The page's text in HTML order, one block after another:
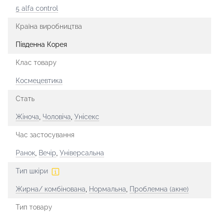
5 alfa control
Країна виробництва
Південна Корея
Клас товару
Космецевтика
Стать
Жіноча, Чоловіча, Унісекс
Час застосування
Ранок, Вечір, Універсальна
Тип шкіри
Жирна/ комбінована, Нормальна, Проблемна (акне)
Тип товару